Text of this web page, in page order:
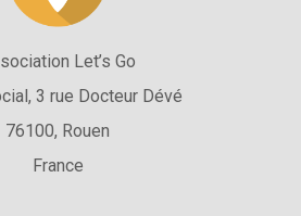
Let’s Go
3 rue Docteur Dévé
76100, Rouen
France